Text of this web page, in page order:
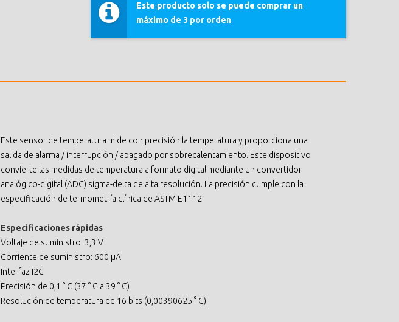
Este producto solo se puede comprar un
máximo de 3 por orden
Este sensor de temperatura mide con precisión la temperatura y proporciona una
salida de alarma / interrupción / apagado por sobrecalentamiento. Este dispositivo
convierte las medidas de temperatura a formato digital mediante un convertidor
analógico-digital (ADC) sigma-delta de alta resolución. La precisión cumple con la
especificación de termometría clínica de ASTM E1112
Especificaciones rápidas
Voltaje de suministro: 3,3 V
Corriente de suministro: 600 µA
Interfaz I2C
Precisión de 0,1 ° C (37 ° C a 39 ° C)
Resolución de temperatura de 16 bits (0,00390625 ° C)